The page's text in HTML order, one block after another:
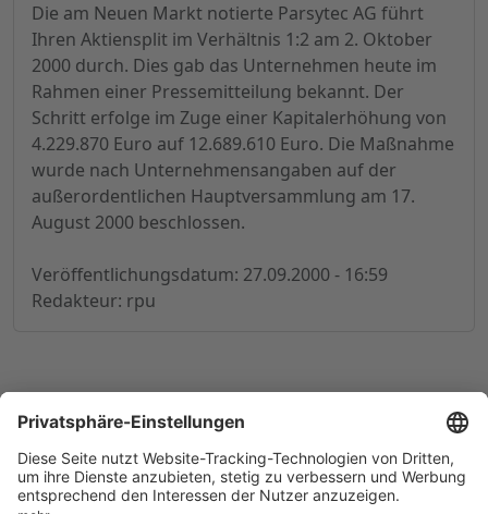
Die am Neuen Markt notierte Parsytec AG führt
Ihren Aktiensplit im Verhältnis 1:2 am 2. Oktober
2000 durch. Dies gab das Unternehmen heute im
Rahmen einer Pressemitteilung bekannt. Der
Schritt erfolge im Zuge einer Kapitalerhöhung von
4.229.870 Euro auf 12.689.610 Euro. Die Maßnahme
wurde nach Unternehmensangaben auf der
außerordentlichen Hauptversammlung am 17.
August 2000 beschlossen.
Veröffentlichungsdatum: 27.09.2000 - 16:59
Redakteur: rpu
© 1998-2026by GSC Research GmbH
Datenschutz